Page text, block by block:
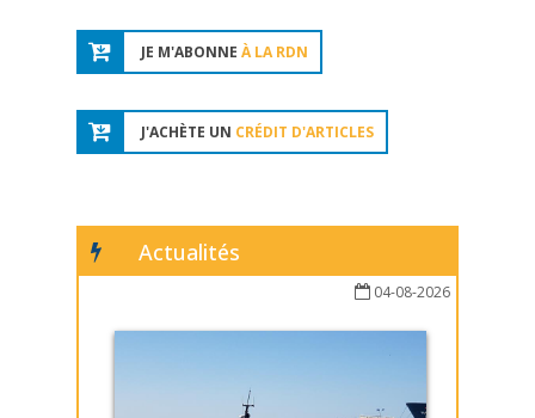
JE M'ABONNE À LA RDN
J'ACHÈTE UN CRÉDIT D'ARTICLES
Actualités
04-08-2026